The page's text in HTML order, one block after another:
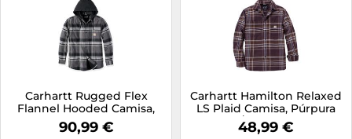
Carhartt Rugged Flex
Flannel Hooded Camisa,
negro, Talla M
90,99 €
Carhartt Hamilton Relaxed
LS Plaid Camisa, Púrpura
oscuro/morado, Talla M
48,99 €